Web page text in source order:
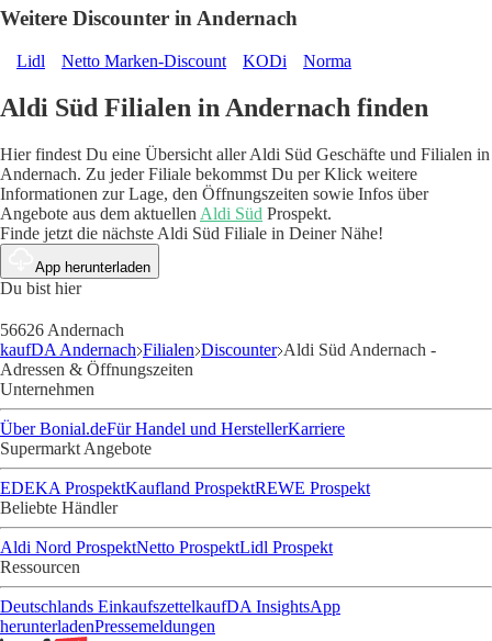
Weitere Discounter in Andernach
Lidl Netto Marken-Discount KODi Norma
Aldi Süd Filialen in Andernach finden
Hier findest Du eine Übersicht aller Aldi Süd Geschäfte und Filialen in
Andernach. Zu jeder Filiale bekommst Du per Klick weitere
Informationen zur Lage, den Öffnungszeiten sowie Infos über
Angebote aus dem aktuellen Aldi Süd Prospekt.
Finde jetzt die nächste Aldi Süd Filiale in Deiner Nähe!
App herunterladen
Du bist hier
56626 Andernach
kaufDA Andernach Filialen Discounter Aldi Süd Andernach -
Adressen & Öffnungszeiten
Unternehmen
Über Bonial.deFür Handel und HerstellerKarriere
Supermarkt Angebote
EDEKA ProspektKaufland ProspektREWE Prospekt
Beliebte Händler
Aldi Nord ProspektNetto ProspektLidl Prospekt
Ressourcen
Deutschlands EinkaufszettelkaufDA InsightsApp
herunterladenPressemeldungen